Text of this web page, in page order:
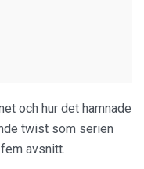
och hur det hamnade
twist som serien
avsnitt.